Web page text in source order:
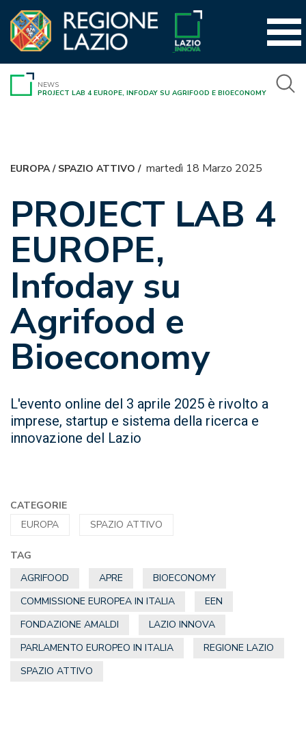
contenuto
NEWS
PROJECT LAB 4 EUROPE, INFODAY SU AGRIFOOD E BIOECONOMY
EUROPA/ SPAZIO ATTIVO / martedì 18 Marzo 2025
PROJECT LAB 4
EUROPE,
Infoday su
Agrifood e
Bioeconomy
L'evento online del 3 aprile 2025 è rivolto a
imprese, startup e sistema della ricerca e
innovazione del Lazio
CATEGORIE
EUROPA
SPAZIO ATTIVO
TAG
AGRIFOOD
APRE
BIOECONOMY
COMMISSIONE EUROPEA IN ITALIA
EEN
FONDAZIONE AMALDI
LAZIO INNOVA
PARLAMENTO EUROPEO IN ITALIA
REGIONE LAZIO
SPAZIO ATTIVO